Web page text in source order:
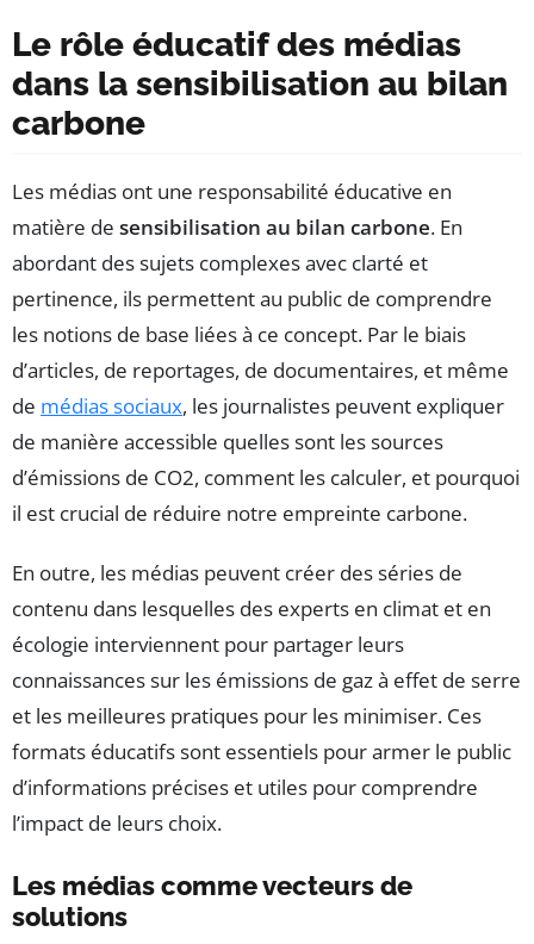
Le rôle éducatif des médias
dans la sensibilisation au bilan
carbone
Les médias ont une responsabilité éducative en
matière de sensibilisation au bilan carbone. En
abordant des sujets complexes avec clarté et
pertinence, ils permettent au public de comprendre
les notions de base liées à ce concept. Par le biais
d’articles, de reportages, de documentaires, et même
de médias sociaux, les journalistes peuvent expliquer
de manière accessible quelles sont les sources
d’émissions de CO2, comment les calculer, et pourquoi
il est crucial de réduire notre empreinte carbone.
En outre, les médias peuvent créer des séries de
contenu dans lesquelles des experts en climat et en
écologie interviennent pour partager leurs
connaissances sur les émissions de gaz à effet de serre
et les meilleures pratiques pour les minimiser. Ces
formats éducatifs sont essentiels pour armer le public
d’informations précises et utiles pour comprendre
l’impact de leurs choix.
Les médias comme vecteurs de
solutions